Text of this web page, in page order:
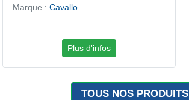
Marque : Cavallo
Plus d'infos
TOUS NOS PRODUITS